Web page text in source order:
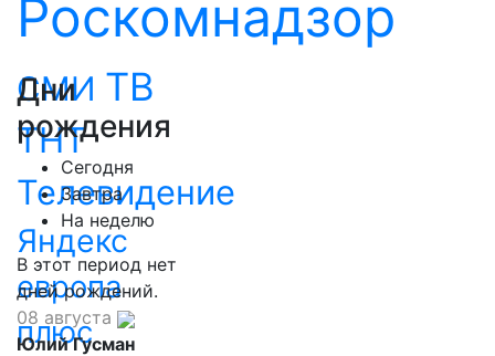
Роскомнадзор
СМИ ТВ
ТНТ
Телевидение
Яндекс
европа
плюс
Дни
рождения
Сегодня
Завтра
На неделю
В этот период нет
дней рождений.
08 августа
Юлий Гусман